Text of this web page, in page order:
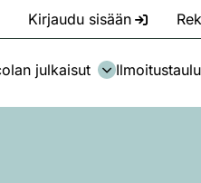
Kirjaudu sisään
julkaisut Ilmoitustaulu